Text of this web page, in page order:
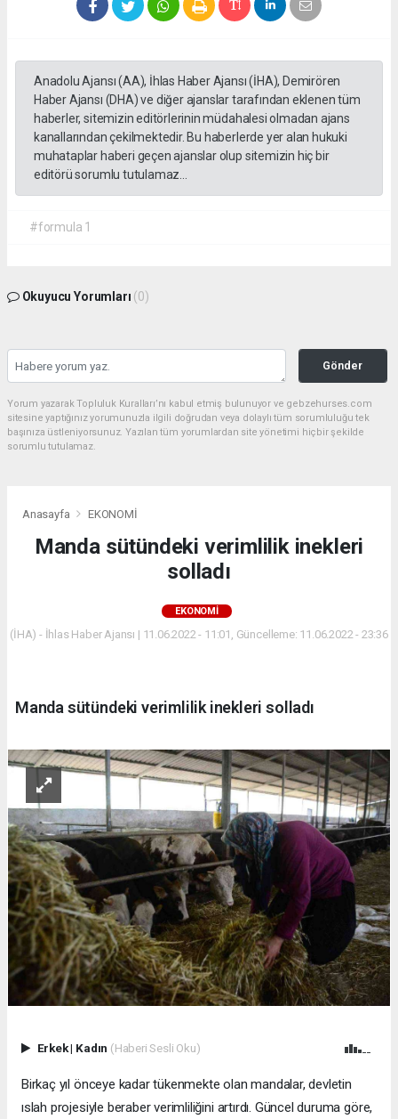
Anadolu Ajansı (AA), İhlas Haber Ajansı (İHA), Demirören
Haber Ajansı (DHA) ve diğer ajanslar tarafından eklenen tüm
haberler, sitemizin editörlerinin müdahalesi olmadan ajans
kanallarından çekilmektedir. Bu haberlerde yer alan hukuki
muhataplar haberi geçen ajanslar olup sitemizin hiç bir
editörü sorumlu tutulamaz...
#formula 1
Okuyucu Yorumları (0)
Gönder
Yorum yazarak Topluluk Kuralları’nı kabul etmiş bulunuyor ve gebzehurses.com
sitesine yaptığınız yorumunuzla ilgili doğrudan veya dolaylı tüm sorumluluğu tek
başınıza üstleniyorsunuz. Yazılan tüm yorumlardan site yönetimi hiçbir şekilde
sorumlu tutulamaz.
Anasayfa EKONOMİ
Manda sütündeki verimlilik inekleri
solladı
EKONOMİ
(İHA) - İhlas Haber Ajansı | 11.06.2022 - 11:01, Güncelleme: 11.06.2022 - 23:36
Manda sütündeki verimlilik inekleri solladı
Erkek| Kadın (Haberi Sesli Oku)
Birkaç yıl önceye kadar tükenmekte olan mandalar, devletin
ıslah projesiyle beraber verimliliğini artırdı. Güncel duruma göre,